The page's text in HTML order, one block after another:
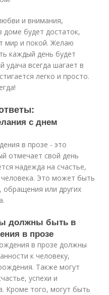
и внимания,
доме будет достаток,
мир и покой. Желаю
каждый день будет
удача всегда шагает в
легко и просто.
с днем
в прозе - это
отмечает свой день
надежда на счастье,
Это может быть
обращения или других
должны быть в
в прозе
в прозе должны
к человеку,
Также могут
успехи и
Кроме того, могут быть